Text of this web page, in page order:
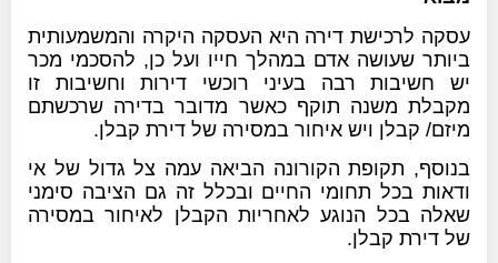
עסקה לרכישת דירה היא העסקה היקרה והמשמעותית
ביותר שעושה אדם במהלך חייו ועל כן, להסכמי מכר
יש חשיבות רבה בעיני רוכשי דירות וחשיבות זו
מקבלת משנה תוקף כאשר מדובר בדירה שרכשתם
מיזם/ קבלן ויש איחור במסירה של דירת קבלן.
בנוסף, תקופת הקורונה הביאה עמה צל גדול של אי
ודאות בכל תחומי החיים ובכלל זה גם הציבה סימני
שאלה בכל הנוגע לאחריות הקבלן לאיחור במסירה
של דירת קבלן.